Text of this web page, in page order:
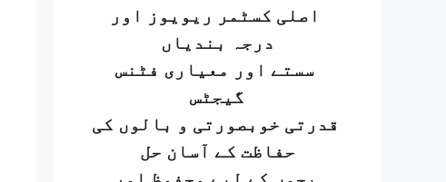
اصلی کسٹمر ریویوز اور
درجہ بندیاں
سستے اور معیاری فٹنس
گیجٹس
قدرتی خوبصورتی و بالوں کی
حفاظت کے آسان حل